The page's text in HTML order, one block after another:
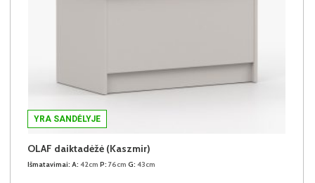
YRA SANDĖLYJE
OLAF daiktadėžė (Kaszmir)
Išmatavimai: A: 42cm P: 76cm G: 43cm